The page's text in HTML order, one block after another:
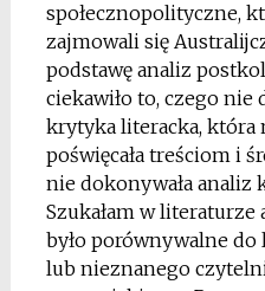
społecznopolityczne,
zajmowali się
podstawę analiz
ciekawiło to, czego nie
krytyka literacka, która
poświęcała treściom i
nie dokonywała analiz
Szukałam w
było porównywalne do
lub ­nieznanego